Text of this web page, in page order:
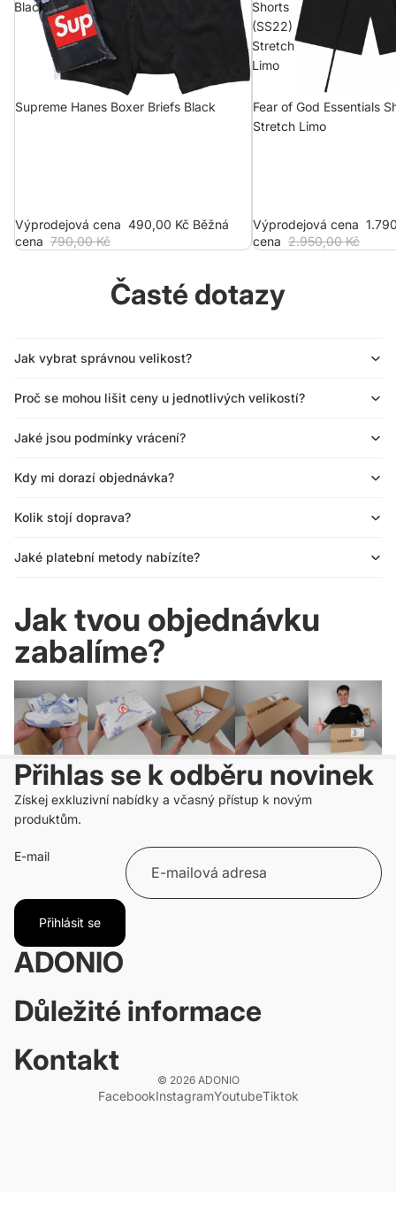
Black
Supreme Hanes Boxer Briefs Black
Výprodejová cena 490,00 Kč Běžná
cena 790,00 Kč
Shorts
(SS22)
Stretch
Limo
Fear of God Essentials
Stretch Limo
Výprodejová cena
cena 2.950,00 Kč
Časté dotazy
Jak vybrat správnou velikost?
Proč se mohou lišit ceny u jednotlivých velikostí?
Jaké jsou podmínky vrácení?
Kdy mi dorazí objednávka?
Kolik stojí doprava?
Jaké platební metody nabízíte?
Jak tvou objednávku
zabalíme?
Přihlas se k odběru novinek
Získej exkluzivní nabídky a včasný přístup k novým
produktům.
E-mail
Přihlásit se
ADONIO
Důležité informace
Kontakt
© 2026 ADONIO
FacebookInstagramYoutubeTiktok